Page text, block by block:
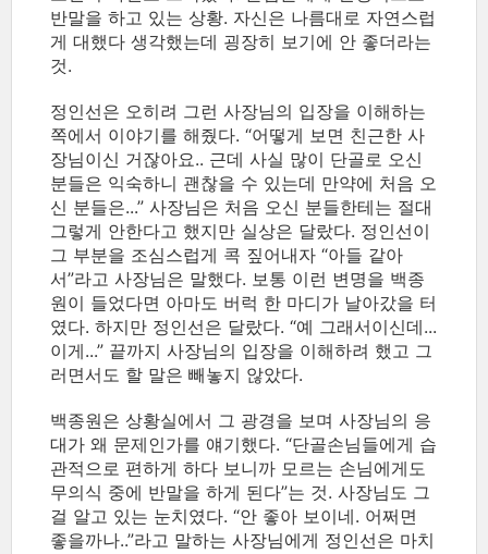
반말을 하고 있는 상황. 자신은 나름대로 자연스럽
게 대했다 생각했는데 굉장히 보기에 안 좋더라는
것.
정인선은 오히려 그런 사장님의 입장을 이해하는
쪽에서 이야기를 해줬다. “어떻게 보면 친근한 사
장님이신 거잖아요.. 근데 사실 많이 단골로 오신
분들은 익숙하니 괜찮을 수 있는데 만약에 처음 오
신 분들은...” 사장님은 처음 오신 분들한테는 절대
그렇게 안한다고 했지만 실상은 달랐다. 정인선이
그 부분을 조심스럽게 콕 짚어내자 “아들 같아
서”라고 사장님은 말했다. 보통 이런 변명을 백종
원이 들었다면 아마도 버럭 한 마디가 날아갔을 터
였다. 하지만 정인선은 달랐다. “예 그래서이신데...
이게...” 끝까지 사장님의 입장을 이해하려 했고 그
러면서도 할 말은 빼놓지 않았다.
백종원은 상황실에서 그 광경을 보며 사장님의 응
대가 왜 문제인가를 얘기했다. “단골손님들에게 습
관적으로 편하게 하다 보니까 모르는 손님에게도
무의식 중에 반말을 하게 된다”는 것. 사장님도 그
걸 알고 있는 눈치였다. “안 좋아 보이네. 어쩌면
좋을까나..”라고 말하는 사장님에게 정인선은 마치